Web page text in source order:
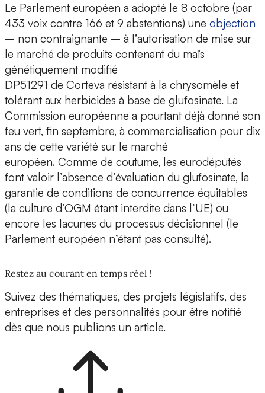
Le Parlement européen a adopté le 8 octobre (par
433 voix contre 166 et 9 abstentions) une objection
– non contraignante – à l’autorisation de mise sur
le marché de produits contenant du maïs
génétiquement modifié
DP51291 de Corteva résistant à la chrysomèle et
tolérant aux herbicides à base de glufosinate. La
Commission européenne a pourtant déjà donné son
feu vert, fin septembre, à commercialisation pour dix
ans de cette variété sur le marché
européen. Comme de coutume, les eurodéputés
font valoir l’absence d’évaluation du glufosinate, la
garantie de conditions de concurrence équitables
(la culture d’OGM étant interdite dans l’UE) ou
encore les lacunes du processus décisionnel (le
Parlement européen n’étant pas consulté).
Restez au courant en temps réel !
Suivez des thématiques, des projets législatifs, des
entreprises et des personnalités pour être notifié
dès que nous publions un article.